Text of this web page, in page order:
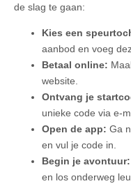
de slag te gaan:
Kies een
aanbod en voeg
Betaal online:
website.
Ontvang je
unieke code via e-
Open de app: Ga
en vul je code in.
Begin je avontuur:
en los onderweg